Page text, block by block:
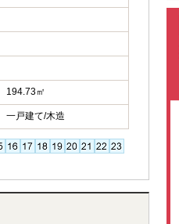
194.73㎡
一戸建て/木造